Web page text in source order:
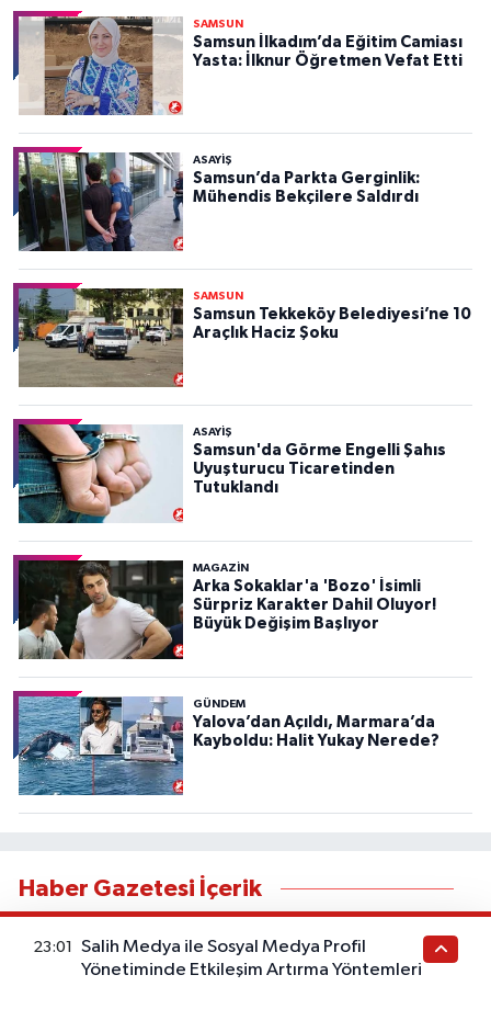
SAMSUN
Samsun İlkadım’da Eğitim Camiası
Yasta: İlknur Öğretmen Vefat Etti
ASAYIŞ
Samsun’da Parkta Gerginlik:
Mühendis Bekçilere Saldırdı
SAMSUN
Samsun Tekkeköy Belediyesi’ne 10
Araçlık Haciz Şoku
ASAYIŞ
Samsun'da Görme Engelli Şahıs
Uyuşturucu Ticaretinden
Tutuklandı
MAGAZİN
Arka Sokaklar'a 'Bozo' İsimli
Sürpriz Karakter Dahil Oluyor!
Büyük Değişim Başlıyor
GÜNDEM
Yalova’dan Açıldı, Marmara’da
Kayboldu: Halit Yukay Nerede?
Haber Gazetesi İçerik
Bu kategorideki yazılar sağlık tavsiyesi değildir. Sağlık
durumunuzla ilgili doğru teşhis ve tedavi için
23:01
Salih Medya ile Sosyal Medya Profil
Yönetiminde Etkileşim Artırma Yöntemleri